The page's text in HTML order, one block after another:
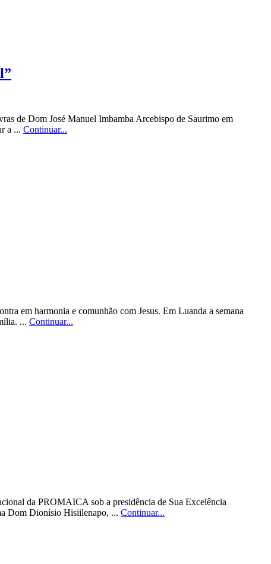
de Dom José Manuel Imbamba Arcebispo de Saurimo em
a ... Continuar...
em harmonia e comunhão com Jesus. Em Luanda a semana
... Continuar...
da PROMAICA sob a presidência de Sua Excelência
Dom Dionísio Hisiilenapo, ... Continuar...